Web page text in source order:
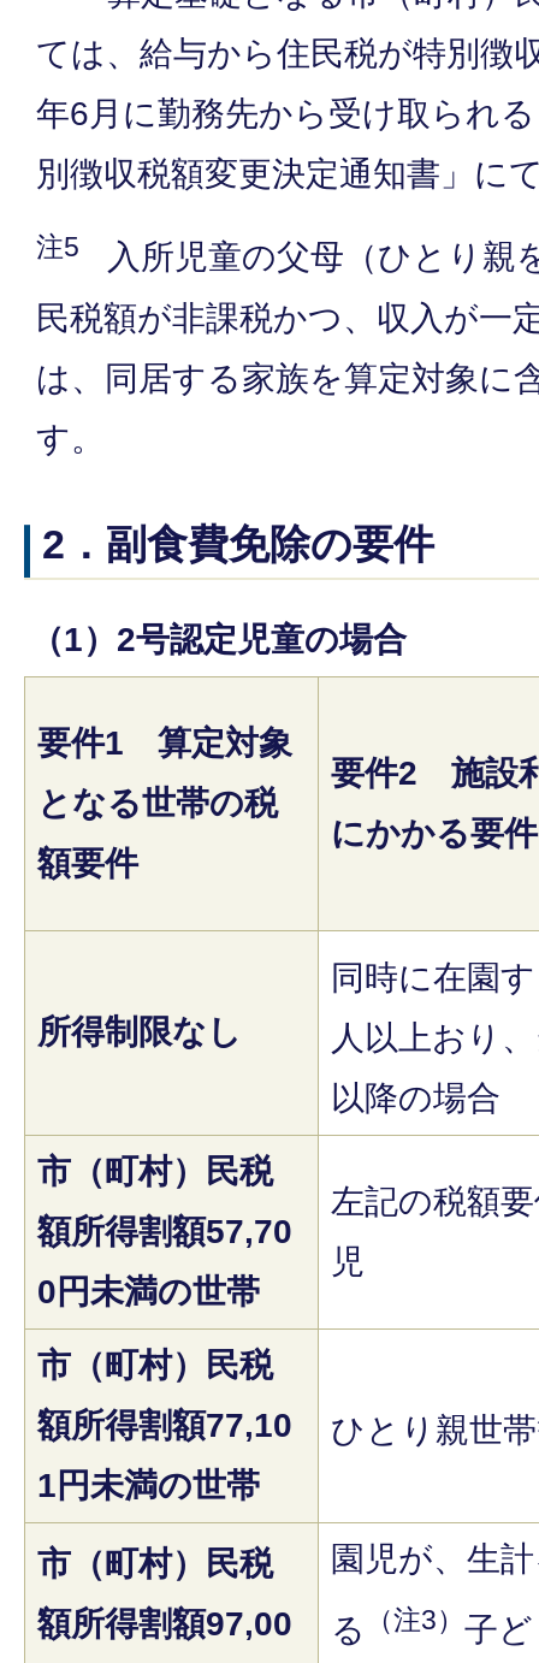
ては、給与から住民税が特別徴
年6月に勤務先から受け取られ
別徴収税額変更決定通知書」
注5
入所児童の父母（ひとり親
民税額が非課税かつ、収入が一
は、同居する家族を算定対象に
す。
2．副食費免除の要件
（1）2号認定児童の場合
要件1 算定対象
となる世帯の税
額要件
要件2 施設
にかかる要件
所得制限なし
同時に在園
人以上おり
以降の場合
市（町村）民税
額所得割額57,70
0円未満の世帯
左記の税額
児
市（町村）民税
額所得割額77,10
1円未満の世帯
ひとり親世
市（町村）民税
額所得割額97,00
園児が、生
る
（注3） 子